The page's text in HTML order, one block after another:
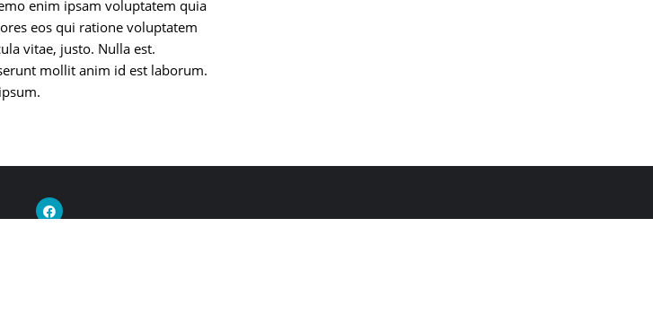
enim ipsam voluptatem quia
eos qui ratione voluptatem
vitae, justo. Nulla est.
mollit anim id est laborum.